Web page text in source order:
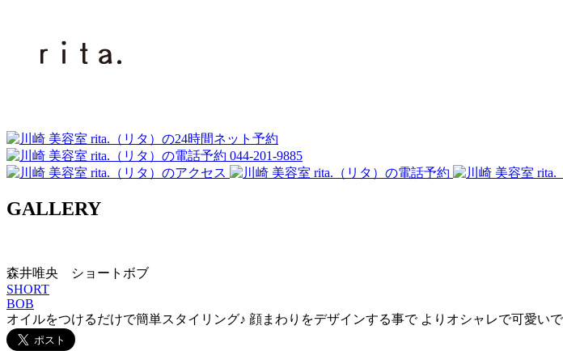
044-201-9885
GALLERY
森井唯央 ショートボブ
SHORT
BOB
オイルをつけるだけで簡単スタイリング♪ 顔まわりをデザインする事で よりオシャレで可愛い